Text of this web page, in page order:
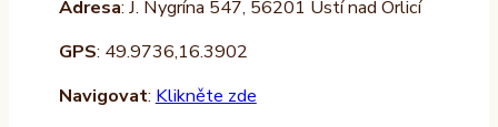
Adresa: J. Nygrína 547, 56201 Ústí nad Orlicí
GPS: 49.9736,16.3902
Navigovat: Klikněte zde